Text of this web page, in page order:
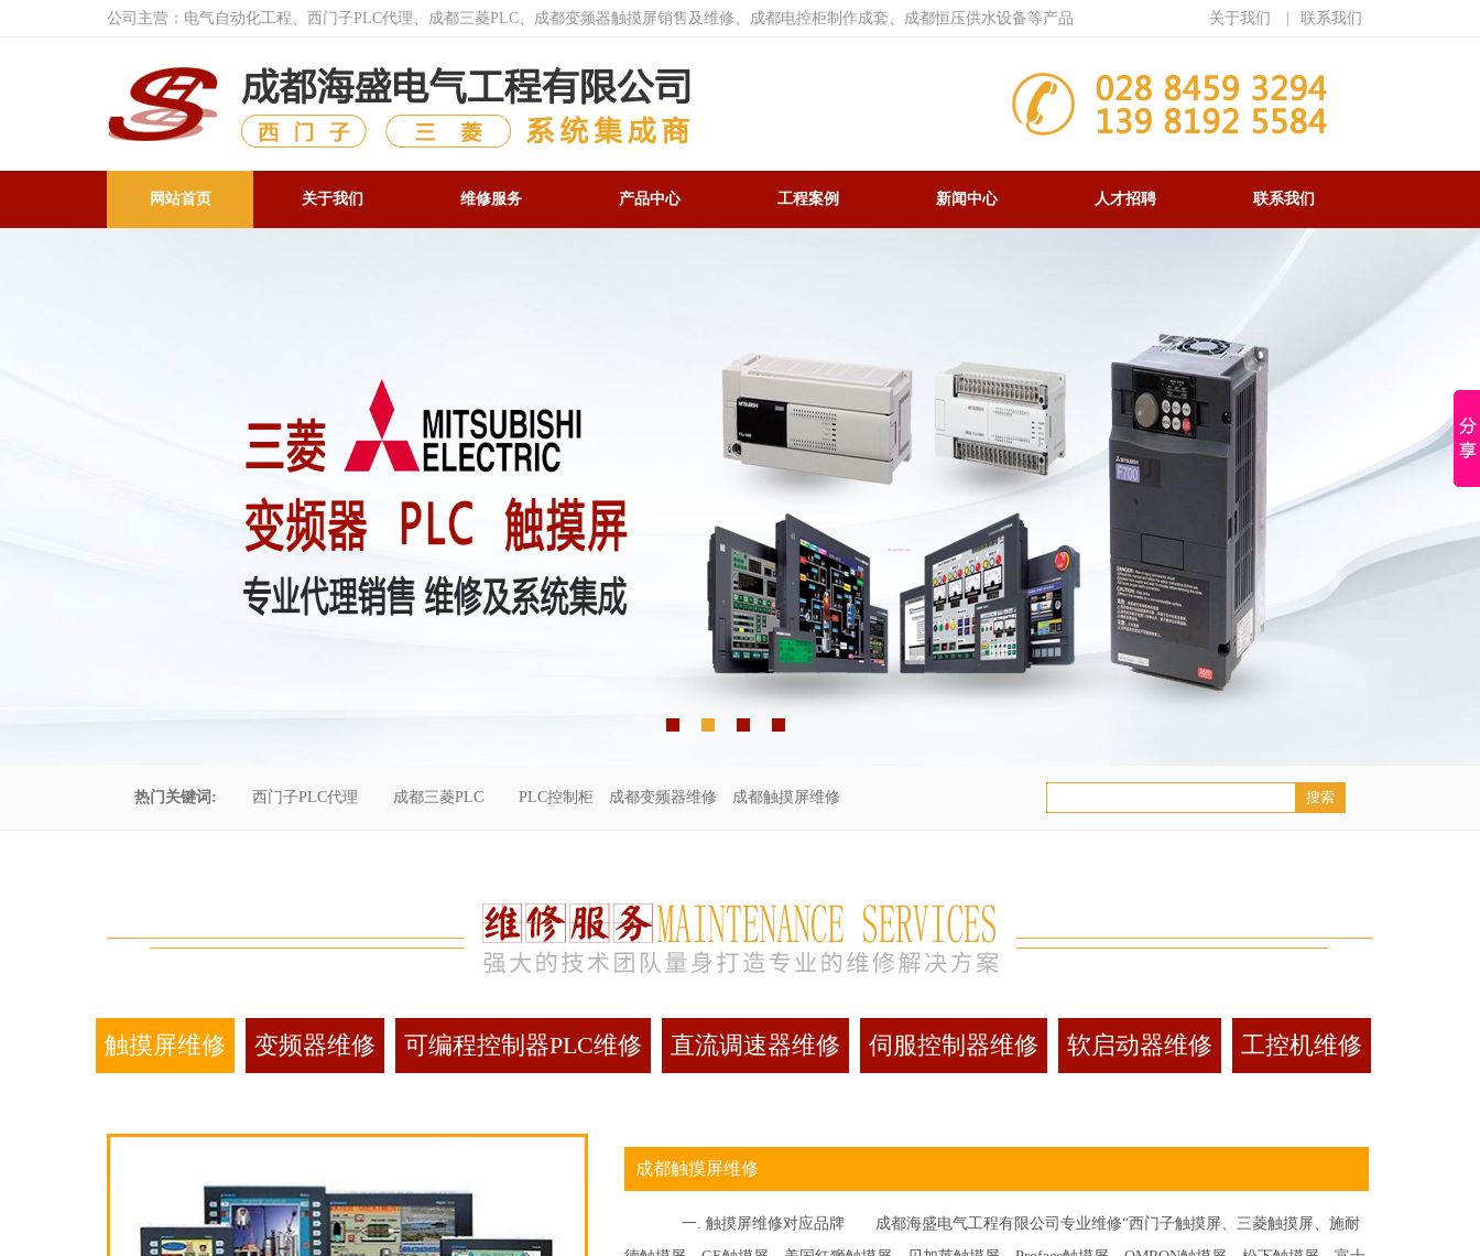
公司主营：电气自动化工程、西门子PLC代理、成都三菱PLC、成都变频器触摸屏销售及维修、成都电控柜制作成套、成都恒压供水设备等产品 关于我们 联系我们
网站首页 关于我们 维修服务 产品中心 工程案例 新闻中心 人才招聘 联系我们
热门关键词: 西门子PLC代理 成都三菱PLC PLC控制柜 成都变频器维修 成都触摸屏维修
触摸屏维修 变频器维修 可编程控制器PLC维修 直流调速器维修 伺服控制器维修 软启动器维修 工控机维修
成都触摸屏维修
一. 触摸屏维修对应品牌 成都海盛电气工程有限公司专业维修“西门子触摸屏、三菱触摸屏、施耐